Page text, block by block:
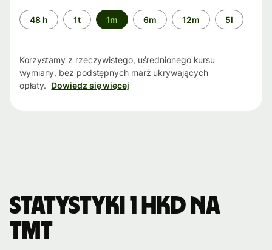
Przedział
czasu
48 h 1t 1m 6m 12m 5l
Korzystamy z rzeczywistego, uśrednionego kursu
wymiany, bez podstępnych marż ukrywających
opłaty. Dowiedz się więcej
Statystyki 1 HKD na
TMT